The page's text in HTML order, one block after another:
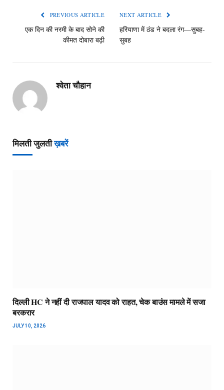
PREVIOUS ARTICLE
एक दिन की नरमी के बाद सोने की
कीमत दोबारा बढ़ी
NEXT ARTICLE
हरियाणा में ठंड ने बदला रंग—सुबह-
सुबह
श्वेता चौहान
मिलती जुलतीख़बरें
दिल्ली HC ने नहीं दी राजपाल यादव को राहत, चेक बाउंस मामले में सजा
बरकरार
JULY 10, 2026